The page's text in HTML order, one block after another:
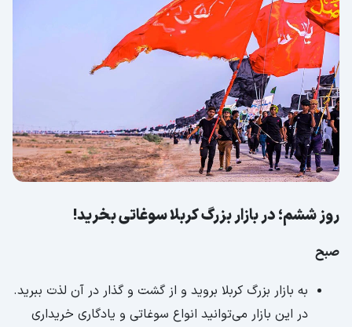
روز ششم؛ در بازار بزرگ کربلا سوغاتی بخرید!
صبح
به بازار بزرگ کربلا بروید و از گشت و گذار در آن لذت ببرید.
در این بازار می‌توانید انواع سوغاتی و یادگاری خریداری